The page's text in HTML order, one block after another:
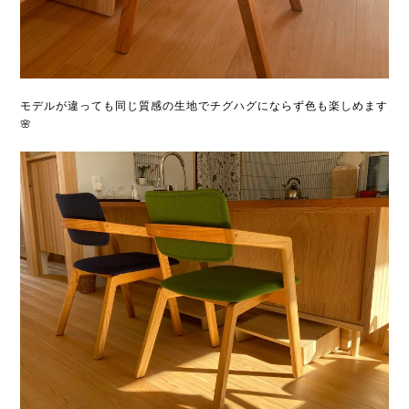
モデルが違っても同じ質感の生地でチグハグにならず色も楽しめます
🌸